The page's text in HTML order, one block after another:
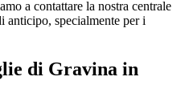
a contattare la nostra centrale
anticipo, specialmente per i
di Gravina in